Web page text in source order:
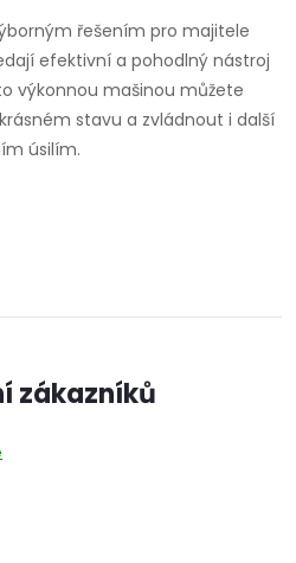
řešením pro majitele
efektivní a pohodlný nástroj
výkonnou mašinou můžete
stavu a zvládnout i další
úsilím.
zákazníků